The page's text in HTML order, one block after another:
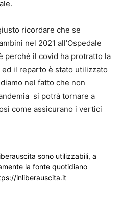
ricordare che se
nel 2021 all’Ospedale
perché il covid ha protratto la
il reparto è stato utilizzato
nel fatto che non
si potrà tornare a
come assicurano i vertici
sono utilizzabili, a
la fonte quotidiano
inliberauscita.it